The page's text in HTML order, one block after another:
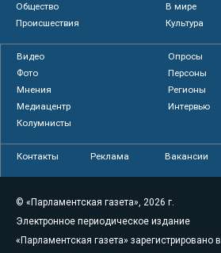
Общество
В мире
Происшествия
Культура
Видео
Опросы
Фото
Персоны
Мнения
Регионы
Медиацентр
Интервью
Колумнисты
Контакты Реклама Вакансии
© «Парламентская газета», 2026 г.
Электронное периодическое издание
«Парламентская газета» зарегистрировано в